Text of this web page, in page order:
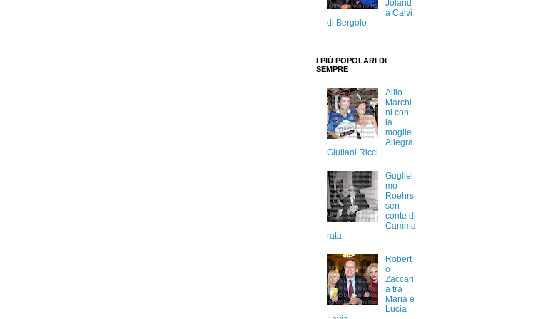
Joland
a Calvi
di Bergolo
I PIÙ POPOLARI DI
SEMPRE
Alfio
Marchi
ni con
la
moglie
Allegra
Giuliani Ricci
Gugliel
mo
Roehrs
sen
conte di
Camma
rata
Robert
o
Zaccari
a tra
Maria e
Lucia